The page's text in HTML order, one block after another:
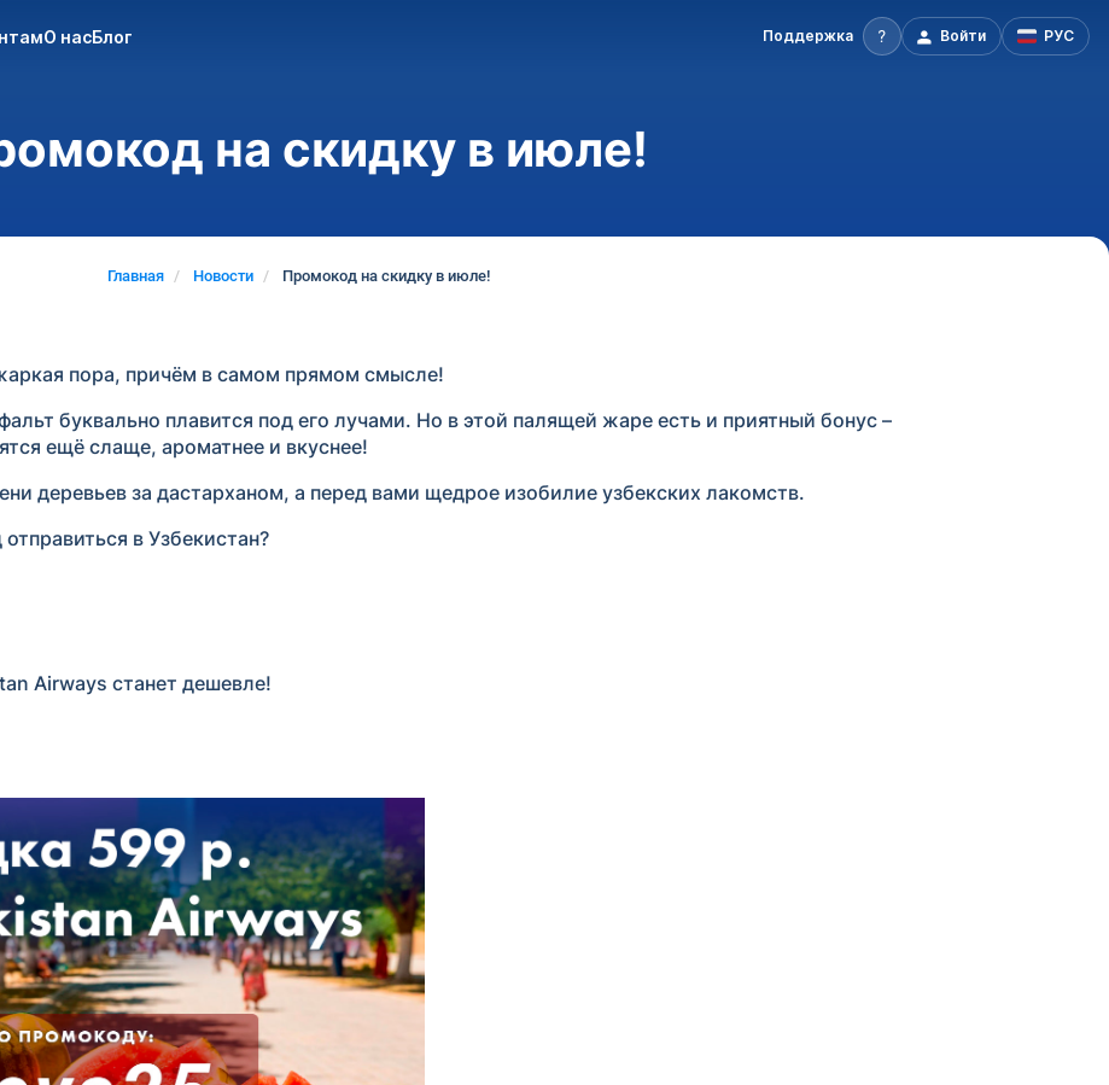
О насБлог Поддержка Войти РУС
на скидку в июле!
Главная Новости Промокод на скидку в июле!
пора, причём в самом прямом смысле!
буквально плавится под его лучами. Но в этой палящей жаре есть и приятный бонус –
ещё слаще, ароматнее и вкуснее!
деревьев за дастарханом, а перед вами щедрое изобилие узбекских лакомств.
в Узбекистан?
Airways станет дешевле!